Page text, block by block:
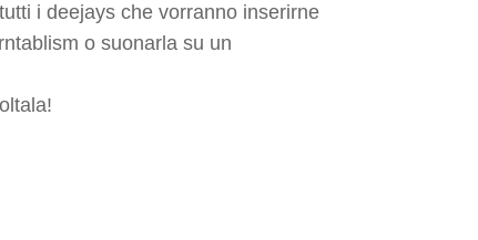
i deejays che vorranno inserirne
o suonarla su un